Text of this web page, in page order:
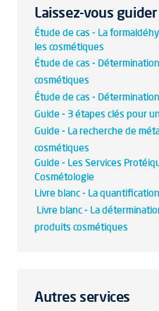
Laissez-vous
Étude de cas - La
les cosmétiques
Étude de cas -
cosmétiques
Étude de cas -
Guide - 3 étapes clés pour
Guide - La recherche de
cosmétiques
Guide - Les Services
Cosmétologie
Livre blanc - La
Livre blanc - La
produits cosmétiques
Autres services